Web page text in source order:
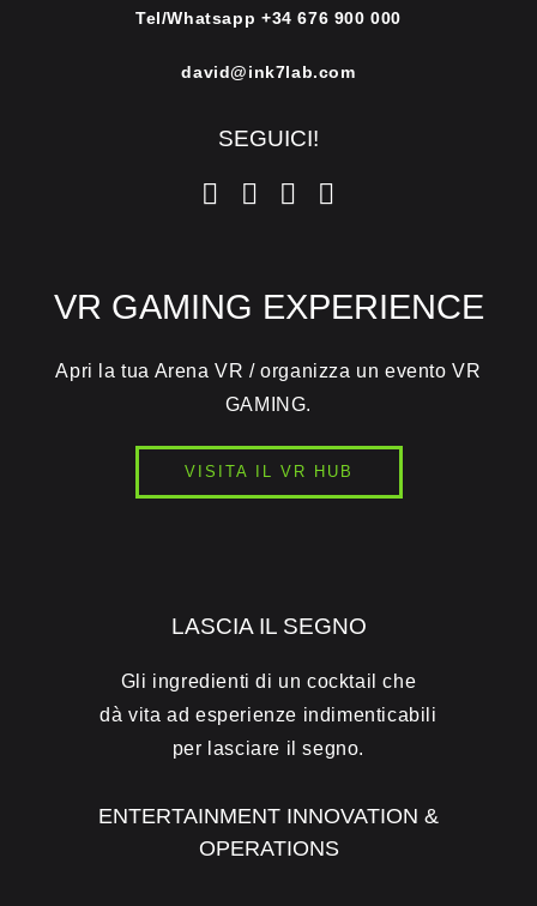
Tel/Whatsapp +34 676 900 000
david@ink7lab.com
SEGUICI!
VR GAMING EXPERIENCE
Apri la tua Arena VR / organizza un evento VR
GAMING.
VISITA IL VR HUB
LASCIA IL SEGNO
Gli ingredienti di un cocktail che
dà vita ad esperienze indimenticabili
per lasciare il segno.
ENTERTAINMENT INNOVATION &
OPERATIONS